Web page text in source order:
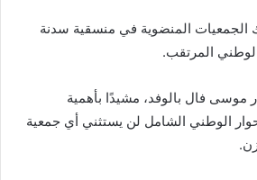
الجمعيات المنضوية في منسقية سدنة
الوطني المرتقب.
فال بالوفد، مشيدًا بأهمية
الوطني الشامل لن يستثني أي جمعية